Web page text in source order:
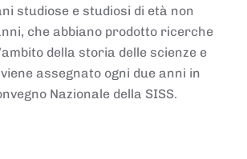
studiose e studiosi di età non
che abbiano prodotto ricerche
della storia delle scienze e
assegnato ogni due anni in
Nazionale della SISS.